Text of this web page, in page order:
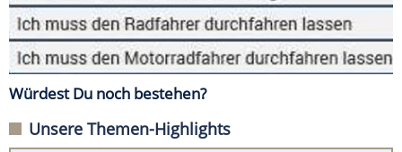
Würdest Du noch bestehen?
Unsere Themen-Highlights